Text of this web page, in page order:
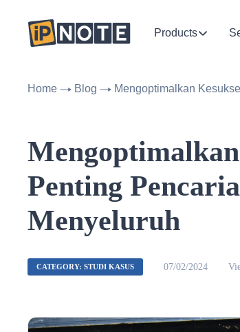
Products
Home Blog Mengoptimalkan
Penting
Menyeluruh
CATEGORY: STUDI KASUS 07/02/2024